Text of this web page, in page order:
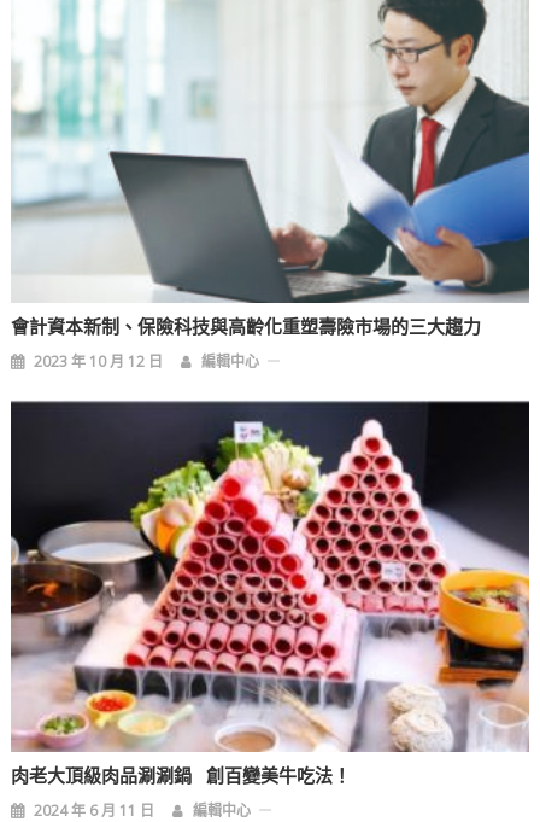
會計資本新制、保險科技與高齡化重塑壽險市場的三大趨力
2023 年 10 月 12 日 編輯中心
肉老大頂級肉品涮涮鍋 創百變美牛吃法！
2024 年 6 月 11 日 編輯中心